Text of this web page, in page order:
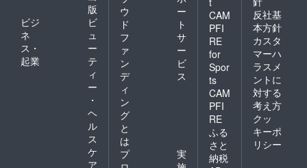
版
ビジ
ネ
ス・
起業
ビ
ュ
ー
テ
ィ
ー
・
ヘ
ル
ス
ケ
ア
ウ
ド
フ
ァ
ン
デ
ィ
ン
グ
と
は
ー
ト
サ
ー
ビ
ス
プ
実
CAM
PFI
RE
for
Spor
ts
CAM
PFI
RE
ふる
さと
納税
反社基
本方針
カスタ
マーハ
ラスメ
ントに
対する
考え方
クッ
キーポ
リシー